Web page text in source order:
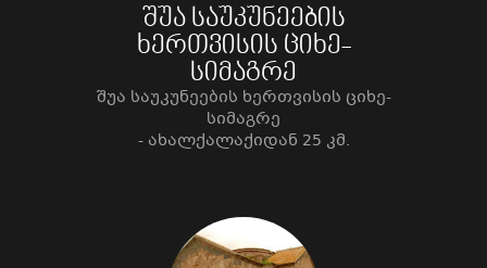
კილომეტრამდე.
შუა საუკუნეების
ხერთვისის ციხე-
სიმაგრე
შუა საუკუნეების ხერთვისის ციხე-
სიმაგრე
- ახალქალაქიდან 25 კმ.